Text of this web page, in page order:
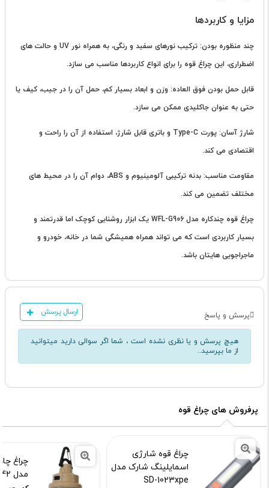
مزایا و کاربردها
چند منظوره بودن: ترکیب نورهای سفید و رنگی، به همراه نور UV و حالت های
اضطراری، این چراغ قوه را برای انواع کاربردها مناسب می سازد.
قابل حمل بودن فوق العاده: وزن و ابعاد بسیار کم، حمل آن را در جیب، کیف یا
حتی به عنوان جاکلیدی ممکن می سازد.
شارژ آسان: پورت Type-C و باتری قابل شارژ، استفاده از آن را راحت و
اقتصادی می کند.
مقاومت مناسب: بدنه ترکیبی آلومینیوم و ABS، دوام آن را در محیط های
مختلف تضمین می کند.
چراغ قوه چندکاره مدل WFL-G906 یک ابزار روشنایی کوچک اما قدرتمند و
بسیار کاربردی است که می تواند همراه همیشگی شما در خانه، خودرو و
ماجراجویی هایتان باشد.
پرسش و پاسخ ارسال پرسش
هیچ پرسش و یا نظری نشده است ، شما اگر سوالی دارید میتوانید
از ما بپرسید..
پرفروش های چراغ قوه
چراغ قوه شارژی
اسمایلینگ شارک مدل
SD-1023xpe
چراغ
مدل YD_42